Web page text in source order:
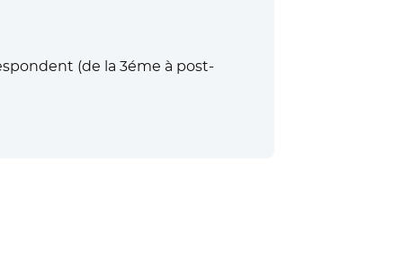
(de la 3éme à post-